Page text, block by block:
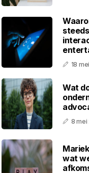
18
Wat
8 mei
wat